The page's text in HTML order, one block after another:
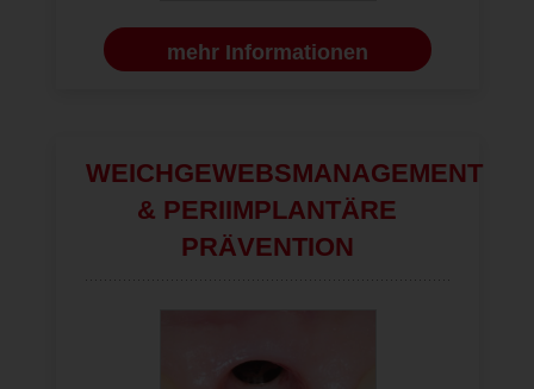
mehr Informationen
WEICHGEWEBSMANAGEMENT
& PERIIMPLANTÄRE
PRÄVENTION